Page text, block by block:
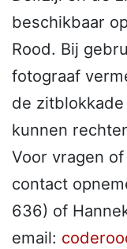
beschikbaar
Rood. Bij
fotograaf
de
kunnen
Voor vragen
contact
636) of
email: